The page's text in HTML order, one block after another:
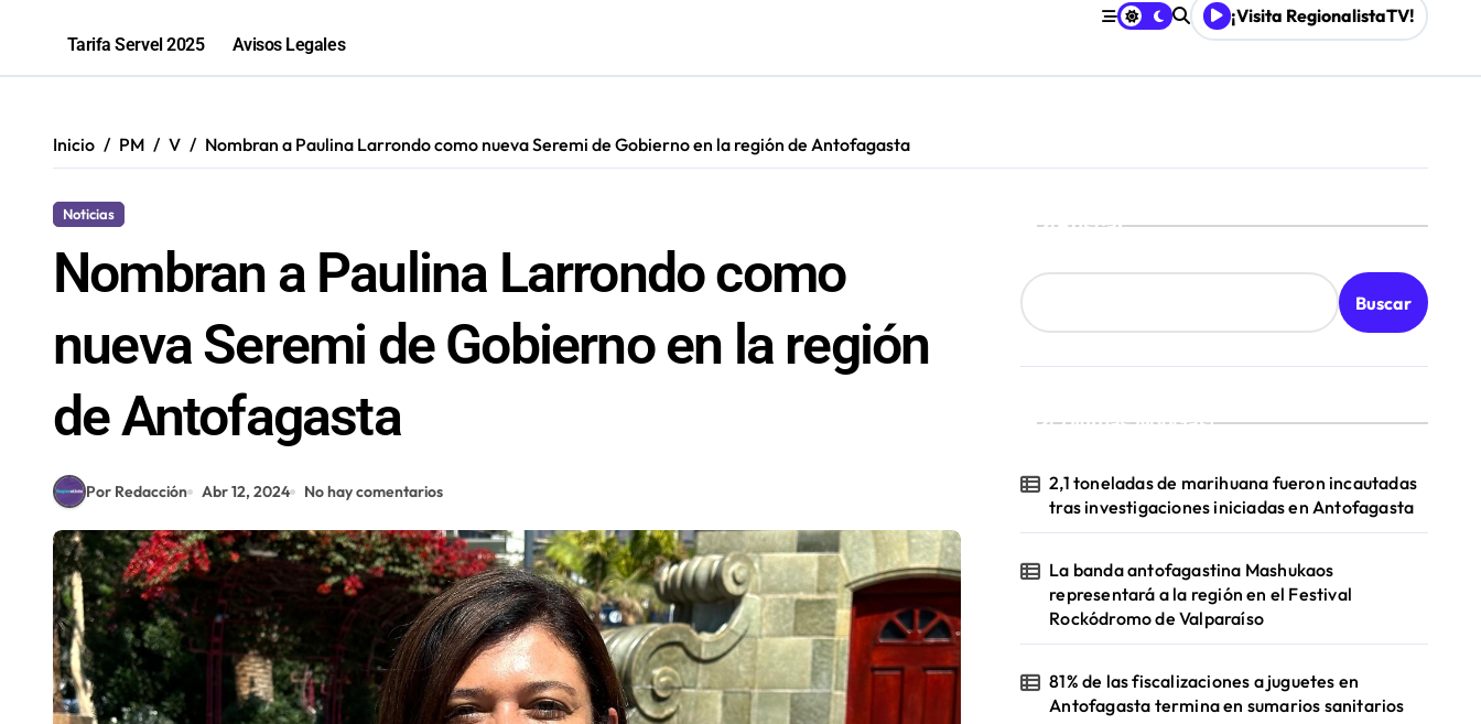
Tarifa Servel 2025 Avisos Legales
¡Visita RegionalistaTV!
Inicio PM V Nombran a Paulina Larrondo como nueva Seremi de Gobierno en la región de Antofagasta
Noticias
Nombran a Paulina Larrondo como
nueva Seremi de Gobierno en la región
de Antofagasta
Por Redacción Abr 12, 2024 No hay comentarios
Buscar
Buscar
¡Ultimas Noticias!
2,1 toneladas de marihuana fueron incautadas
tras investigaciones iniciadas en Antofagasta
La banda antofagastina Mashukaos
representará a la región en el Festival
Rockódromo de Valparaíso
81% de las fiscalizaciones a juguetes en
Antofagasta termina en sumarios sanitarios